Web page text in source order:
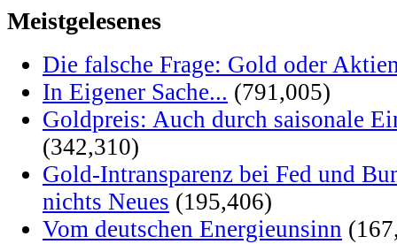
Meistgelesenes
Die falsche Frage: Gold oder
In Eigener Sache... (791,005)
Goldpreis: Auch durch saisonale
(342,310)
Gold-Intransparenz bei Fed und
nichts Neues (195,406)
Vom deutschen Energieunsinn